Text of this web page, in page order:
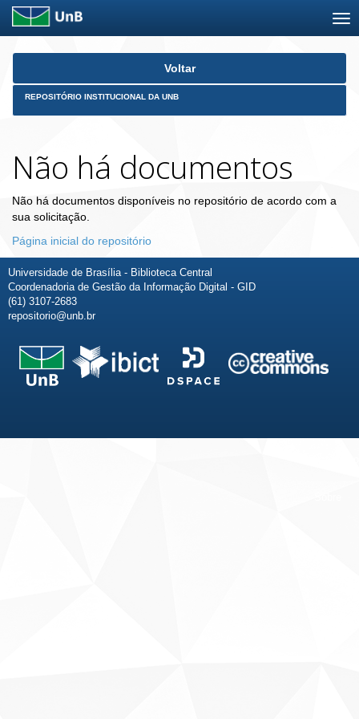
Skip
Voltar
REPOSITÓRIO INSTITUCIONAL DA UNB
Não há documentos
Não há documentos disponíveis no repositório de acordo com a
sua solicitação.
Página inicial do repositório
Universidade de Brasília - Biblioteca Central
Coordenadoria de Gestão da Informação Digital - GID
(61) 3107-2683
repositorio@unb.br